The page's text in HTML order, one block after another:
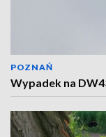
POZNAŃ
Wypadek na